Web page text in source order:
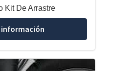
Kit De Arrastre
información